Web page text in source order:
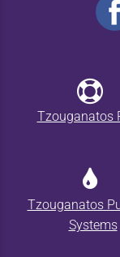
Tzouganatos
Tzouganatos
Systems